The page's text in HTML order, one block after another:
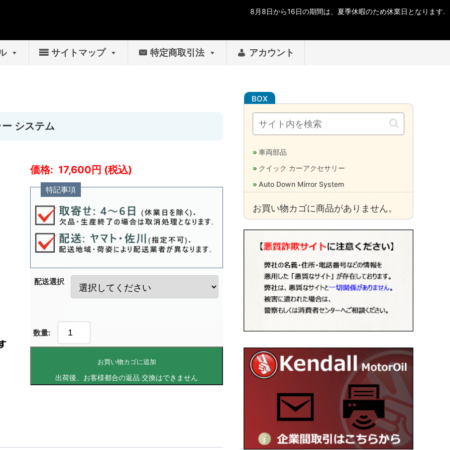
サイトマップ 特定商取引法 アカウント
システム
17,600
特記事項
配送選択
お買い物カゴに追加
車両部品
クイック カーアクセサリー
Auto Down Mirror System
お買い物カゴに商品がありません。